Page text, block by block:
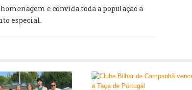
e convida toda a população a
especial.